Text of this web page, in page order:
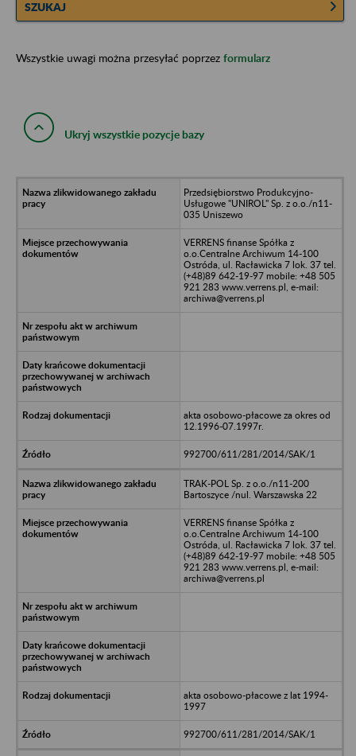
SZUKAJ
Wszystkie uwagi można przesyłać poprzez formularz
Ukryj wszystkie pozycje bazy
Przedsiębiorstwo Produkcyjno-
Usługowe "UNIROL" Sp. z o.o./n11-
035 Uniszewo
VERRENS finanse Spółka z
o.o.Centralne Archiwum 14-100
Ostróda, ul. Racławicka 7 lok. 37 tel.
(+48)89 642-19-97 mobile: +48 505
921 283 www.verrens.pl, e-mail:
archiwa@verrens.pl
akta osobowo-płacowe za okres od
12.1996-07.1997r.
992700/611/281/2014/SAK/1
TRAK-POL Sp. z o.o./n11-200
Bartoszyce /nul. Warszawska 22
VERRENS finanse Spółka z
o.o.Centralne Archiwum 14-100
Ostróda, ul. Racławicka 7 lok. 37 tel.
(+48)89 642-19-97 mobile: +48 505
921 283 www.verrens.pl, e-mail:
archiwa@verrens.pl
akta osobowo-płacowe z lat 1994-
1997
992700/611/281/2014/SAK/1